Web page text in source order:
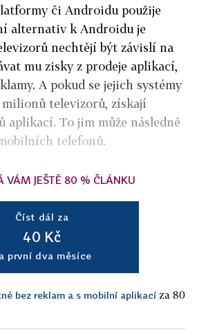
či Androidu použije
alternativ k Androidu je
nechtějí být závislí na
mu zisky z prodeje aplikací,
A pokud se jejich systémy
televizorů, získají
aplikací. To jim může následně
telefonů.
VÁM JEŠTĚ 80 % ČLÁNKU
Číst dál za
40 Kč
první dva měsíce
bez reklam a s mobilní aplikací za 80